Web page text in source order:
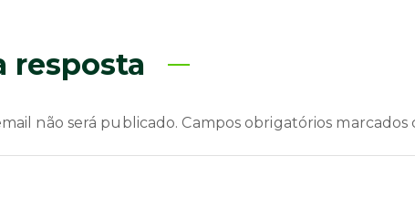
resposta
não será publicado. Campos obrigatórios marcados